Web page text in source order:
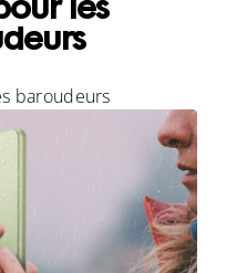
les
baroudeurs